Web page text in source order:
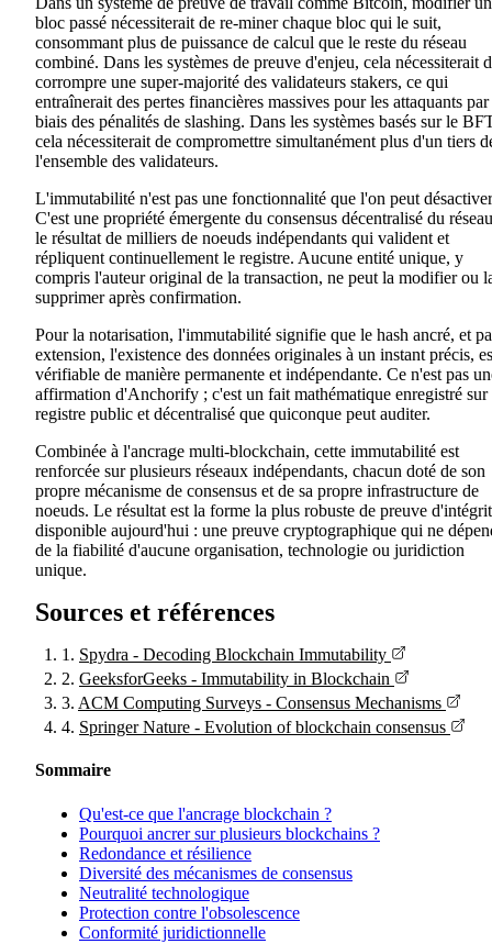
bloc passé nécessiterait de re-miner chaque bloc qui le suit,
consommant plus de puissance de calcul que le reste du réseau
combiné. Dans les systèmes de preuve d'enjeu, cela nécessiterait
corrompre une super-majorité des validateurs stakers, ce qui
entraînerait des pertes financières massives pour les attaquants
biais des pénalités de slashing. Dans les systèmes basés sur le
cela nécessiterait de compromettre simultanément plus d'un tiers
l'ensemble des validateurs.
L'immutabilité n'est pas une fonctionnalité que l'on peut
C'est une propriété émergente du consensus décentralisé du
le résultat de milliers de noeuds indépendants qui valident et
répliquent continuellement le registre. Aucune entité unique, y
compris l'auteur original de la transaction, ne peut la modifier ou
supprimer après confirmation.
Pour la notarisation, l'immutabilité signifie que le hash ancré, et
extension, l'existence des données originales à un instant précis,
vérifiable de manière permanente et indépendante. Ce n'est pas
affirmation d'Anchorify ; c'est un fait mathématique enregistré sur
registre public et décentralisé que quiconque peut auditer.
Combinée à l'ancrage multi-blockchain, cette immutabilité est
renforcée sur plusieurs réseaux indépendants, chacun doté de son
propre mécanisme de consensus et de sa propre infrastructure de
noeuds. Le résultat est la forme la plus robuste de preuve
disponible aujourd'hui : une preuve cryptographique qui ne
de la fiabilité d'aucune organisation, technologie ou juridiction
unique.
Sources et références
1. Spydra - Decoding Blockchain Immutability
2. GeeksforGeeks - Immutability in Blockchain
3. ACM Computing Surveys - Consensus Mechanisms
4. Springer Nature - Evolution of blockchain consensus
Sommaire
Qu'est-ce que l'ancrage blockchain ?
Pourquoi ancrer sur plusieurs blockchains ?
Redondance et résilience
Diversité des mécanismes de consensus
Neutralité technologique
Protection contre l'obsolescence
Conformité juridictionnelle